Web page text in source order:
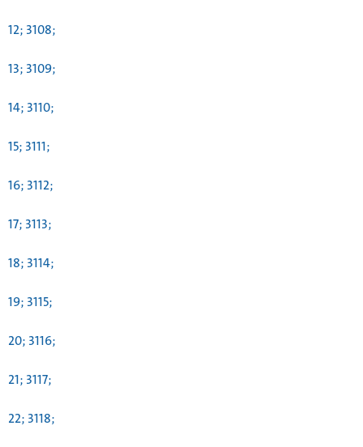
12; 3108;
13; 3109;
14; 3110;
15; 3111;
16; 3112;
17; 3113;
18; 3114;
19; 3115;
20; 3116;
21; 3117;
22; 3118;